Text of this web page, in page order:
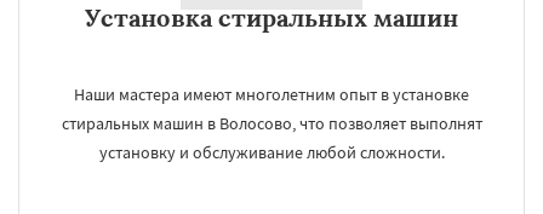
Установка стиральных машин
Наши мастера имеют многолетним опыт в установке
стиральных машин в Волосово, что позволяет выполнят
установку и обслуживание любой сложности.
Даю согласие на обработку персональных данных